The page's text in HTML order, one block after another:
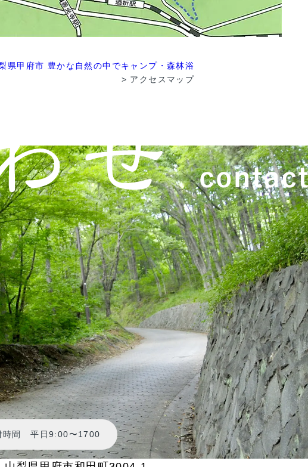
県甲府市 豊かな自然の中でキャンプ・森林浴
> アクセスマップ
時間 平日9:00〜1700